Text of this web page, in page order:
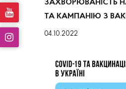
ЗАХВОРЮВАНІСТЬ
ТА КАМПАНІЮ З
04.10.2022